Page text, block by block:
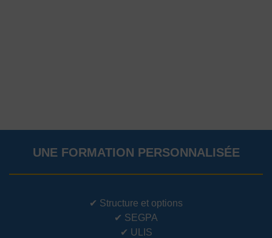
UNE FORMATION PERSONNALISÉE
✔ Structure et options
✔ SEGPA
✔ ULIS